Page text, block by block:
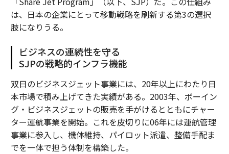
は、日本の企業にとって移動戦略を刷新する第3の選択
肢になりうる。
ビジネスの連続性を守る
SJPの戦略的インフラ機能
双日のビジネスジェット事業には、20年以上にわたり日
本市場で積み上げてきた実績がある。2003年、ボーイン
グ・ビジネスジェットの販売を手がけるとともにチャー
ター運航事業を開始。これを皮切りに06年には運航管理
事業に参入し、機体維持、パイロット派遣、整備手配ま
でを一体で担う体制を構築した。